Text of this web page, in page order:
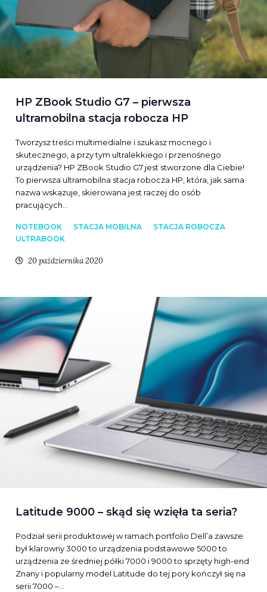
HP ZBook Studio G7 – pierwsza
ultramobilna stacja robocza HP
Tworzysz treści multimedialne i szukasz mocnego i
skutecznego, a przy tym ultralekkiego i przenośnego
urządzenia? HP ZBook Studio G7 jest stworzone dla Ciebie!
To pierwsza ultramobilna stacja robocza HP, która, jak sama
nazwa wskazuje, skierowana jest raczej do osób
pracujących…
NOTEBOOK STACJA MOBILNA
STACJA ROBOCZA
ULTRABOOK
20 października 2020
Latitude 9000 – skąd się wzięła ta seria?
Podział serii produktowej w ramach portfolio Dell’a zawsze
był klarowny 3000 to urządzenia podstawowe 5000 to
urządzenia ze średniej półki 7000 i 9000 to sprzęty high-end
Znany i popularny model Latitude do tej pory kończył się na
serii 7000 –…